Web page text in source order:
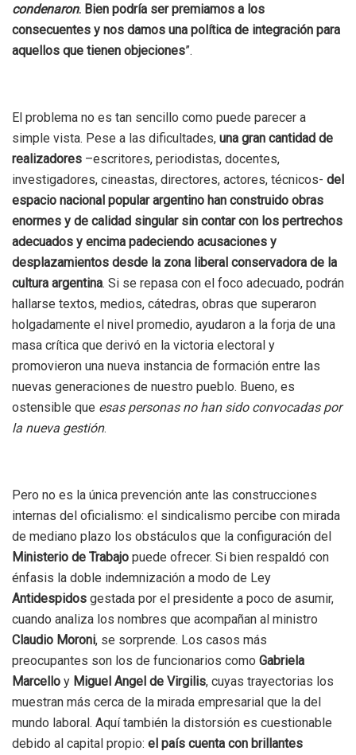
condenaron. Bien podría ser premiamos a los
consecuentes y nos damos una política de integración para
aquellos que tienen objeciones”.
El problema no es tan sencillo como puede parecer a
simple vista. Pese a las dificultades, una gran cantidad de
realizadores –escritores, periodistas, docentes,
investigadores, cineastas, directores, actores, técnicos- del
espacio nacional popular argentino han construido obras
enormes y de calidad singular sin contar con los pertrechos
adecuados y encima padeciendo acusaciones y
desplazamientos desde la zona liberal conservadora de la
cultura argentina. Si se repasa con el foco adecuado, podrán
hallarse textos, medios, cátedras, obras que superaron
holgadamente el nivel promedio, ayudaron a la forja de una
masa crítica que derivó en la victoria electoral y
promovieron una nueva instancia de formación entre las
nuevas generaciones de nuestro pueblo. Bueno, es
ostensible que esas personas no han sido convocadas por
la nueva gestión.
Pero no es la única prevención ante las construcciones
internas del oficialismo: el sindicalismo percibe con mirada
de mediano plazo los obstáculos que la configuración del
Ministerio de Trabajo puede ofrecer. Si bien respaldó con
énfasis la doble indemnización a modo de Ley
Antidespidos gestada por el presidente a poco de asumir,
cuando analiza los nombres que acompañan al ministro
Claudio Moroni, se sorprende. Los casos más
preocupantes son los de funcionarios como Gabriela
Marcello y Miguel Angel de Virgilis, cuyas trayectorias los
muestran más cerca de la mirada empresarial que la del
mundo laboral. Aquí también la distorsión es cuestionable
debido al capital propio: el país cuenta con brillantes